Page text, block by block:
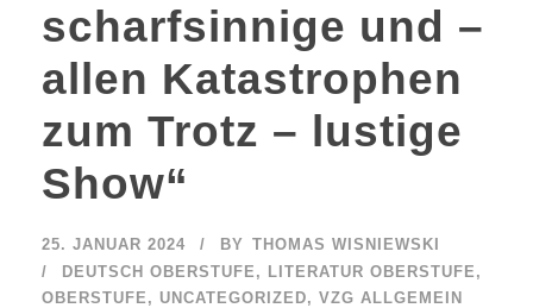
scharfsinnige und –
allen Katastrophen
zum Trotz – lustige
Show“
25. JANUAR 2024 BY THOMAS WISNIEWSKI
DEUTSCH OBERSTUFE , LITERATUR OBERSTUFE ,
OBERSTUFE , UNCATEGORIZED, VZG ALLGEMEIN